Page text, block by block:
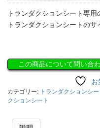
トランダクションシート専用
トランダクションシートのサ
この商品について問い合
お
カテゴリー: トランダクションシー
クションシート